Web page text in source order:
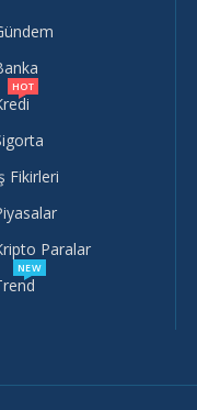
HOT
Fikirleri
Paralar
NEW